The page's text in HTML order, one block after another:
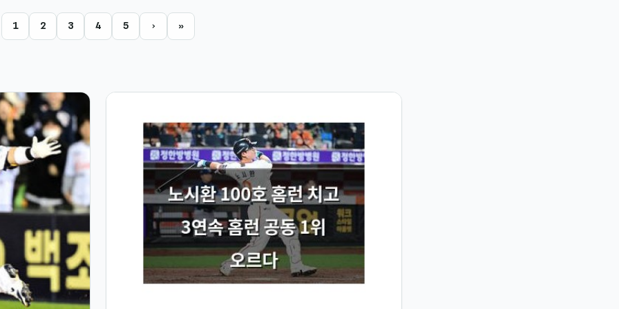
1 2 3 4 5 › »